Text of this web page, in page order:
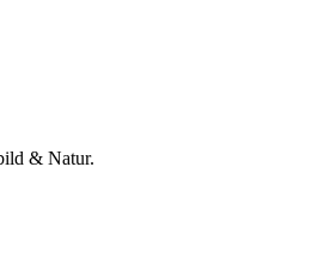
& Natur.